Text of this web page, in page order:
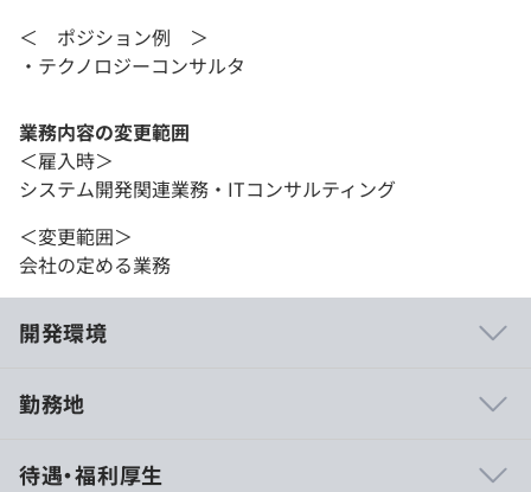
＜ ポジション例 ＞
・テクノロジーコンサルタ
業務内容の変更範囲
＜雇入時＞
システム開発関連業務・ITコンサルティング
＜変更範囲＞
会社の定める業務
開発環境
勤務地
待遇・福利厚生